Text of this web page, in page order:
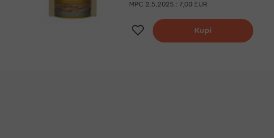
MPC 2.5.2025.: 7,00 EUR
Dodaj na listu želja
Kupi